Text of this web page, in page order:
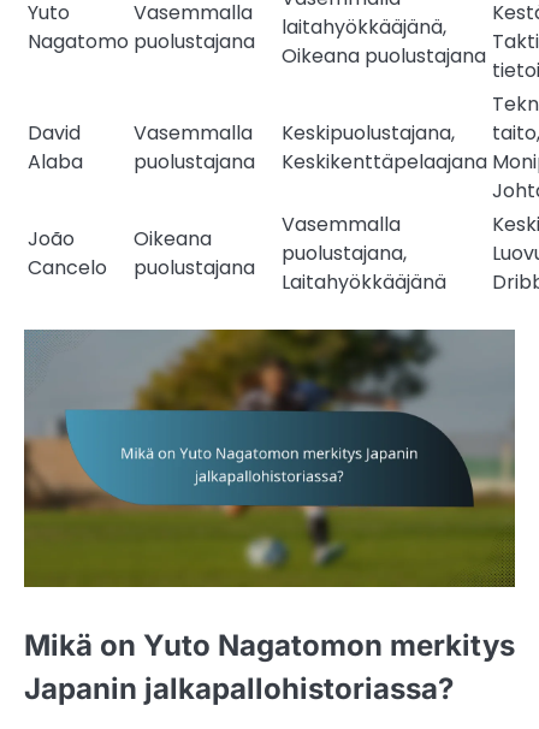
Yuto
Nagatomo
Vasemmalla
puolustajana
laitahyökkääjänä,
Oikeana puolustajana
David
Alaba
Vasemmalla
puolustajana
Keskipuolustajana,
Keskikenttäpelaajana
taito,
João
Cancelo
Oikeana
puolustajana
Vasemmalla
puolustajana,
Laitahyökkääjänä
Mikä on Yuto Nagatomon merkitys
Japanin jalkapallohistoriassa?